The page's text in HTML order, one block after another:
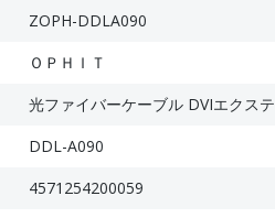
ZOPH-DDLA090
ＯＰＨＩＴ
光ファイバーケーブル DVIエクス
DDL-A090
4571254200059